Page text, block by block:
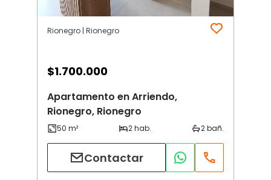
Rionegro | Rionegro
$1.700.000
Apartamento en Arriendo,
Rionegro, Rionegro
Contactar